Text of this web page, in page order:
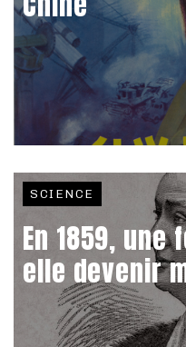
SCIENCE
En 1859,
elle devenir